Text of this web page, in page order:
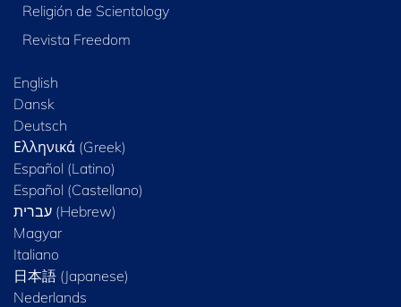
Religión de Scientology
Revista Freedom
English
Dansk
Deutsch
Ελληνικά (Greek)
Español (Latino)
Español (Castellano)
Magyar
Italiano
日本語 (Japanese)
Nederlands